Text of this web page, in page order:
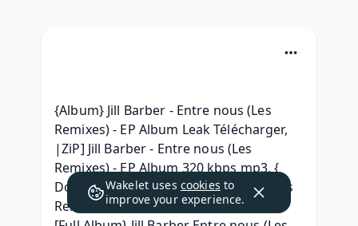
{Album} Jill Barber - Entre nous (Les
Remixes) - EP Album Leak Télécharger,
|ZiP] Jill Barber - Entre nous (Les
Remixes) - EP Album 320 kbps mp3, {
Download } Jill Barber - Entre nous (Les
Remixes) - EP Download Free Album,
Wakelet uses cookies to
improve your experience.